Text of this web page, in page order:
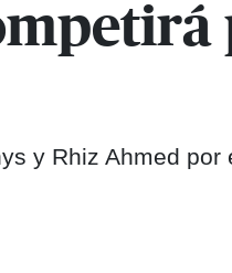
y Rhiz Ahmed por